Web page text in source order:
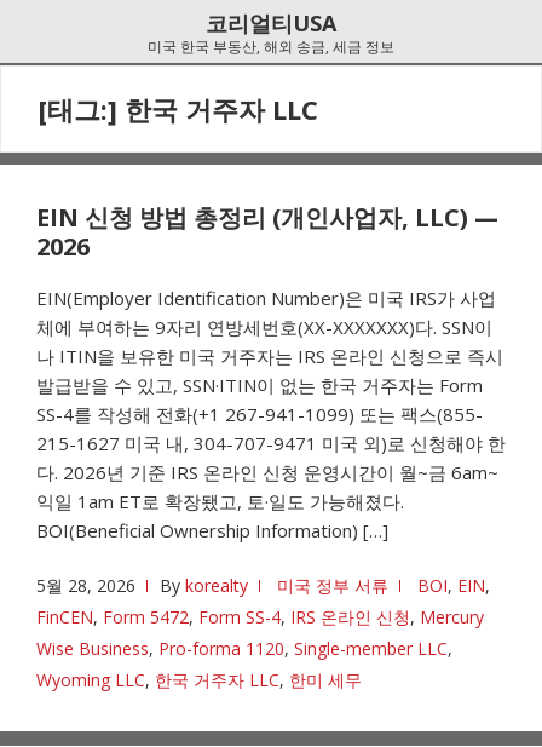
코리얼티USA
미국 한국 부동산, 해외 송금, 세금 정보
[태그:] 한국 거주자 LLC
EIN 신청 방법 총정리 (개인사업자, LLC) —
2026
EIN(Employer Identification Number)은 미국 IRS가 사업
체에 부여하는 9자리 연방세번호(XX-XXXXXXX)다. SSN이
나 ITIN을 보유한 미국 거주자는 IRS 온라인 신청으로 즉시
발급받을 수 있고, SSN·ITIN이 없는 한국 거주자는 Form
SS-4를 작성해 전화(+1 267-941-1099) 또는 팩스(855-
215-1627 미국 내, 304-707-9471 미국 외)로 신청해야 한
다. 2026년 기준 IRS 온라인 신청 운영시간이 월~금 6am~
익일 1am ET로 확장됐고, 토·일도 가능해졌다.
BOI(Beneficial Ownership Information) […]
5월 28, 2026 By korealty 미국 정부 서류 BOI, EIN,
FinCEN, Form 5472, Form SS-4, IRS 온라인 신청, Mercury
Wise Business, Pro-forma 1120, Single-member LLC,
Wyoming LLC, 한국 거주자 LLC, 한미 세무